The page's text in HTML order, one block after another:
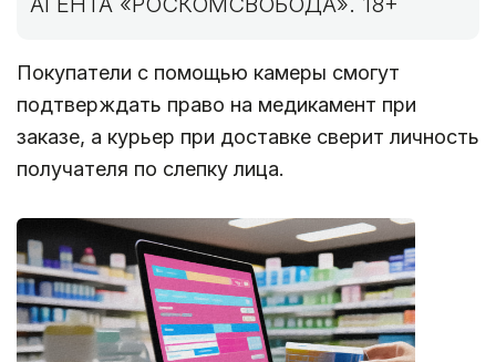
Покупатели с помощью камеры смогут
подтверждать право на медикамент при
заказе, а курьер при доставке сверит личность
получателя по слепку лица.